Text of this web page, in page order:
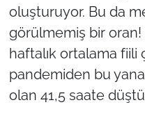
oluşturuyor. Bu da
görülmemiş bir oran!
haftalık ortalama fiili
pandemiden bu
olan 41,5 saate